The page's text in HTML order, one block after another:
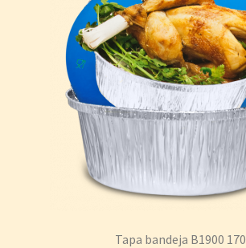
Tapa bandeja B1900 170